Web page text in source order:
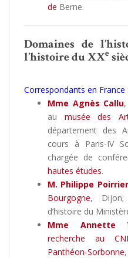
de Berne.
Domaines de
l’histoire du XXe
Correspondants en France :
Mme Agnès Callu
au musée des
département des
cours à Paris-IV
chargée de
hautes études.
M. Philippe Poirrier
Bourgogne, Dijon;
d’histoire du
Mme Annette
recherche au
Panthéon-Sorbonne